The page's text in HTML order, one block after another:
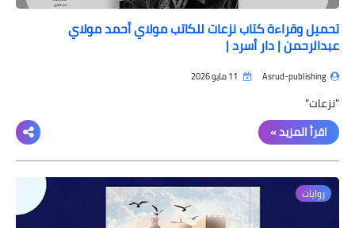
تحميل وقراءة كتاب نزعات للكاتب مولاي أحمد مولاي
عبدالرحمن | دار أسرد |
Asrud-publishing
"نزعات"
اقرأ المزيد »
روايات